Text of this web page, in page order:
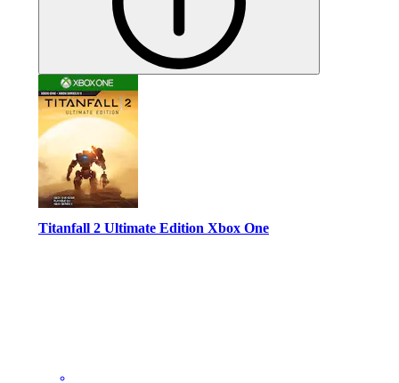
Titanfall 2 Ultimate Edition Xbox One